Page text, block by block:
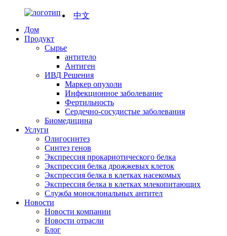
Дом
Продукт
Сырье
антитело
Антиген
ИВД Решения
Маркер опухоли
Инфекционное заболевание
Фертильность
Сердечно-сосудистые заболевания
Биомедицина
Услуги
Олигосинтез
Синтез генов
Экспрессия прокариотического белка
Экспрессия белка дрожжевых клеток
Экспрессия белка в клетках насекомых
Экспрессия белка в клетках млекопитающих
Служба моноклональных антител
Новости
Новости компании
Новости отрасли
Блог
中文